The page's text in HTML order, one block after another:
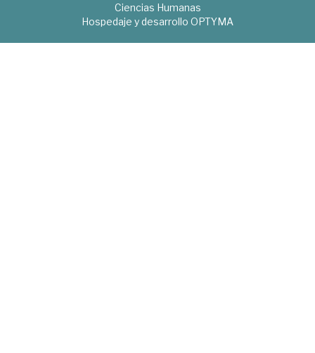
Ciencias Humanas
Hospedaje y desarrollo OPTYMA